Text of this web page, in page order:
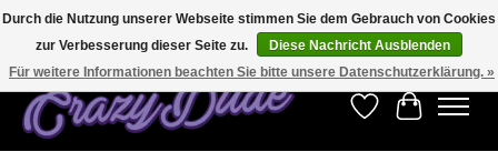
Kostenfreier Versand für Bestellungen ab 250 €. Weltweite Lieferung!
Wunschzettel
Ihr
Durch die Nutzung unserer Webseite stimmen Sie dem Gebrauch von Cookies
zur Verbesserung dieser Seite zu.
Diese Nachricht Ausblenden
Für weitere Informationen beachten Sie bitte unsere Datenschutzerklärung. »